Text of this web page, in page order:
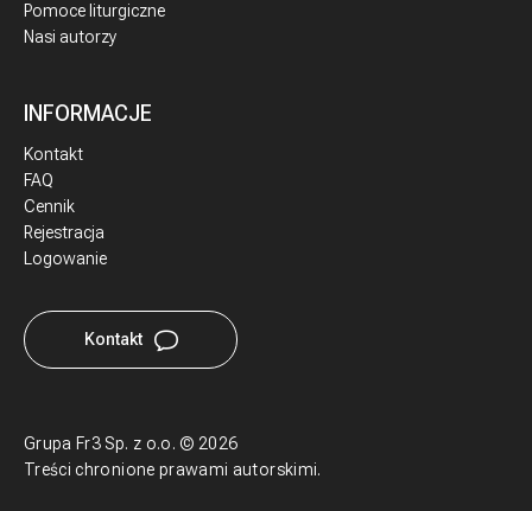
Pomoce liturgiczne
Nasi autorzy
INFORMACJE
Kontakt
FAQ
Cennik
Rejestracja
Logowanie
Kontakt
Grupa Fr3 Sp. z o.o. © 2026
Treści chronione prawami autorskimi.